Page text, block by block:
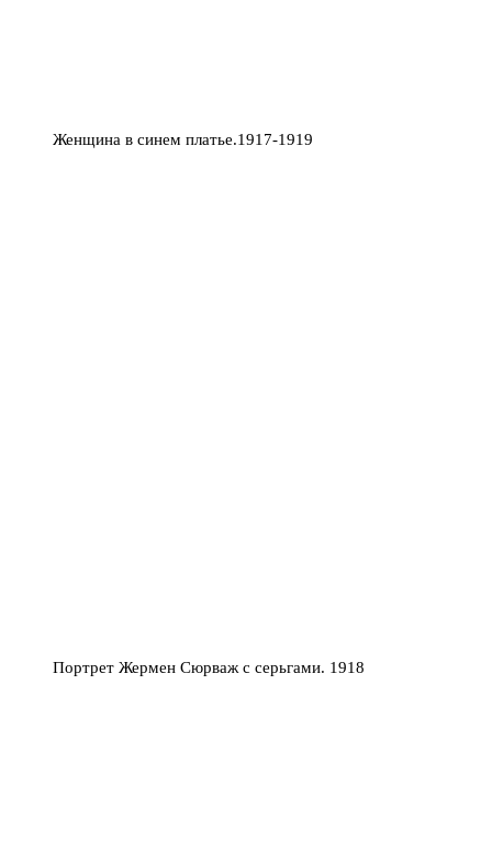
Женщина в синем платье.1917-1919
Портрет Жермен Сюрваж с серьгами. 1918